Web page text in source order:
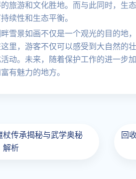
旅游和文化胜地。而与此同时，生
续性和生态平衡。
雪景如画不仅是一个观光的目的地
里，游客不仅可以感受到大自然的
动。未来，随着保护工作的进一步
有魅力的地方。
杖传承揭秘与武学奥秘
解析
回